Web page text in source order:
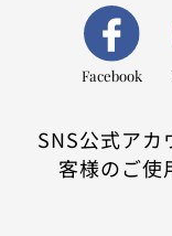
Facebook
SNS公式アカ
客様のご使